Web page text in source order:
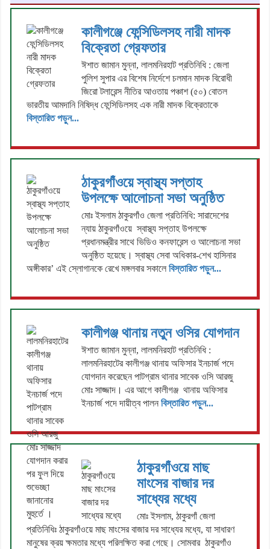
কালীগঞ্জে ফেন্সিডিলসহ নারী মাদক
বিক্রেতা গ্রেফতার
ঈশাত জামান মুন্না, লালমনিরহাট প্রতিনিধি : জেলা
পুলিশ সুপার এর বিশেষ নির্দেশে চলমান মাদক বিরোধী
জিরো টলারেন্স নীতির আওতায় পঞ্চাশ (৫০) বোতল
ভারতীয় আমদানি নিষিদ্ধ ফেন্সিডিলসহ এক নারী মাদক বিক্রেতাকে
বিস্তারিত পড়ুন...
ঠাকুরগাঁওয়ে স্বাস্থ্য সপ্তাহ
উপলক্ষে আলোচনা সভা অনুষ্ঠিত
মোঃ ইসলাম ঠাকুরগাঁও জেলা প্রতিনিধি: সারাদেশের
ন্যায় ঠাকুরগাঁওয়ে স্বাস্থ্য সপ্তাহ উপলক্ষে
প্রধানমন্ত্রীর সাথে ভিডিও কনফারেন্স ও আলোচনা সভা
অনুষ্ঠিত হয়েছে। স্বাস্থ্য সেবা অধিকার-শেখ হাসিনার
অঙ্গীকার’ এই স্লোগানকে রেখে মঙ্গলবার সকালে বিস্তারিত পড়ুন...
কালীগঞ্জ থানায় নতুন ওসির যোগদান
ঈশাত জামান মুন্না, লালমনিরহাট প্রতিনিধি :
লালমনিরহাটের কালীগঞ্জ থানায় অফিসার ইনচার্জ পদে
যোগদান করেছেন পাটগ্রাম থানার সাবেক ওসি আরজু
মোঃ সাজ্জাদ। এর আগে কালীগঞ্জ থানায় অফিসার
ইনচার্জ পদে দায়ীত্ব পালনবিস্তারিত পড়ুন...
ঠাকুরগাঁওয়ে মাছ
মাংসের বাজার দর
সাধ্যের মধ্যে
মোঃ ইসলাম, ঠাকুরগাঁ জেলা
প্রতিনিধিঃ ঠাকুরগাঁওয়ে মাছ মাংসের বাজার দর সাধ্যের মধ্যে, যা সাধারণ
মানুষের ক্রয় ক্ষমতার মধ্যে পরিলক্ষিত করা গেছে। সোমবার ঠাকুরগাঁও